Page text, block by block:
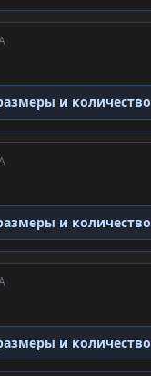
и количество
и количество
и количество